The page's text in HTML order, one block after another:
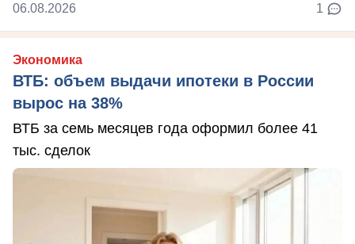
06.08.2026 1
Экономика
ВТБ: объем выдачи ипотеки в России
вырос на 38%
ВТБ за семь месяцев года оформил более 41
тыс. сделок